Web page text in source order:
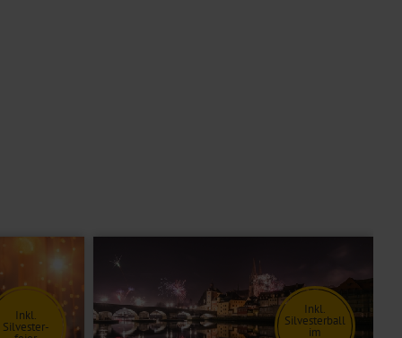
Inkl.
Silvester-
Inkl.
Silvesterball
im